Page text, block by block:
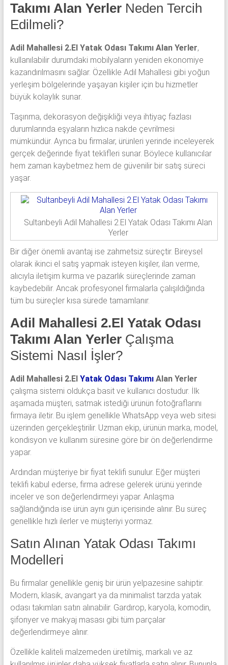
Takımı Alan Yerler Neden Tercih
Edilmeli?
Adil Mahallesi 2.El Yatak Odası Takımı Alan Yerler,
kullanılabilir durumdaki mobilyaların yeniden ekonomiye
kazandırılmasını sağlar. Özellikle Adil Mahallesi gibi yoğun
yerleşim bölgelerinde yaşayan kişiler için bu hizmetler
büyük kolaylık sunar.
Taşınma, dekorasyon değişikliği veya ihtiyaç fazlası
durumlarında eşyaların hızlıca nakde çevrilmesi
mümkündür. Ayrıca bu firmalar, ürünleri yerinde inceleyerek
gerçek değerinde fiyat teklifleri sunar. Böylece kullanıcılar
hem zaman kaybetmez hem de güvenilir bir satış süreci
yaşar.
Sultanbeyli Adil Mahallesi 2.El Yatak Odası Takımı Alan
Yerler
Bir diğer önemli avantaj ise zahmetsiz süreçtir. Bireysel
olarak ikinci el satış yapmak isteyen kişiler, ilan verme,
alıcıyla iletişim kurma ve pazarlık süreçlerinde zaman
kaybedebilir. Ancak profesyonel firmalarla çalışıldığında
tüm bu süreçler kısa sürede tamamlanır.
Adil Mahallesi 2.El Yatak Odası
Takımı Alan Yerler Çalışma
Sistemi Nasıl İşler?
Adil Mahallesi 2.El Yatak Odası TakımıAlan Yerler
çalışma sistemi oldukça basit ve kullanıcı dostudur. İlk
aşamada müşteri, satmak istediği ürünün fotoğraflarını
firmaya iletir. Bu işlem genellikle WhatsApp veya web sitesi
üzerinden gerçekleştirilir. Uzman ekip, ürünün marka, model,
kondisyon ve kullanım süresine göre bir ön değerlendirme
yapar.
Ardından müşteriye bir fiyat teklifi sunulur. Eğer müşteri
teklifi kabul ederse, firma adrese gelerek ürünü yerinde
inceler ve son değerlendirmeyi yapar. Anlaşma
sağlandığında ise ürün aynı gün içerisinde alınır. Bu süreç
genellikle hızlı ilerler ve müşteriyi yormaz.
Satın Alınan Yatak Odası Takımı
Modelleri
Bu firmalar genellikle geniş bir ürün yelpazesine sahiptir.
Modern, klasik, avangart ya da minimalist tarzda yatak
odası takımları satın alınabilir. Gardırop, karyola, komodin,
şifonyer ve makyaj masası gibi tüm parçalar
değerlendirmeye alınır.
Özellikle kaliteli malzemeden üretilmiş, markalı ve az